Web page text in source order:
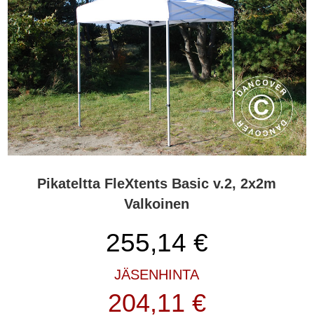
Partytent.com.com:sta? Ota meihin yhteyttä puhelimella,
sähköpostilla tai käytä Chattiamme.
Pikateltta FleXtents Basic v.2, 2x2m
Valkoinen
255,14 €
JÄSENHINTA
204,11 €